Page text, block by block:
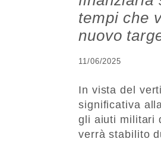
tempi che
nuovo
11/06/2025
In vista del
significativa
gli aiuti militari
verrà stabilito